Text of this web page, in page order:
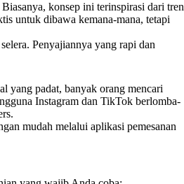
konsep ini terinspirasi dari tren
untuk dibawa kemana-mana, tetapi
Penyajiannya yang rapi dan
yang padat, banyak orang mencari
Instagram dan TikTok berlomba-
mudah melalui aplikasi pemesanan